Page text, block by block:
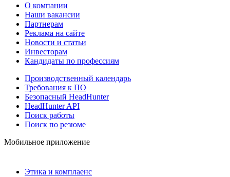
О компании
Наши вакансии
Партнерам
Реклама на сайте
Новости и статьи
Инвесторам
Кандидаты по профессиям
Производственный календарь
Требования к ПО
Безопасный HeadHunter
HeadHunter API
Поиск работы
Поиск по резюме
Мобильное приложение
Этика и комплаенс